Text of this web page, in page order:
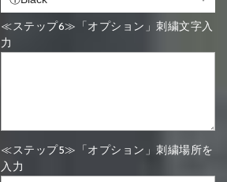
≪ステップ6≫「オプション」刺繍文字入
力
≪ステップ5≫「オプション」刺繍場所を
入力